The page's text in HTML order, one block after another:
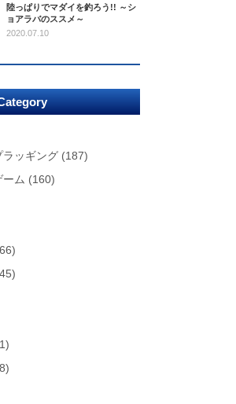
陸っぱりでマダイを釣ろう!! ～シ
ョアラバのススメ～
2020.07.10
ラッギング (187)
ム (160)